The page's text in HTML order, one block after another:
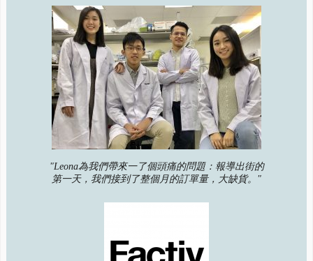
"Leona為我們帶來一了個頭痛的問題：報導出街的
第一天，我們接到了整個月的訂單量，大缺貨。"